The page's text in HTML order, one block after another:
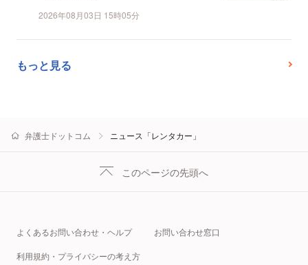
2026年08月03日 15時05分
もっと見る
弁護士ドットコム ニュース「レンタカー」
このページの先頭へ
よくあるお問い合わせ・ヘルプ お問い合わせ窓口
利用規約・プライバシーの考え方